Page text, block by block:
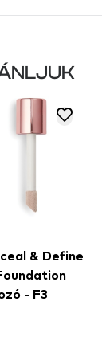
& Define
- F3